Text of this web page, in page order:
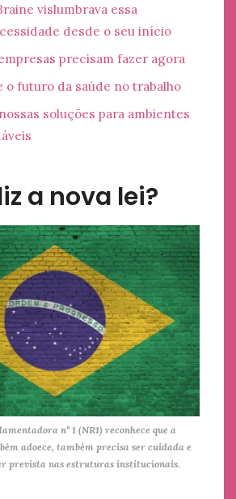
vislumbrava essa
desde o seu início
precisam fazer agora
o futuro da saúde no trabalho
soluções para ambientes
a nova lei?
nº 1 (NR1) reconhece que a
adoece, também precisa ser cuidada e
prevista nas estruturas institucionais.